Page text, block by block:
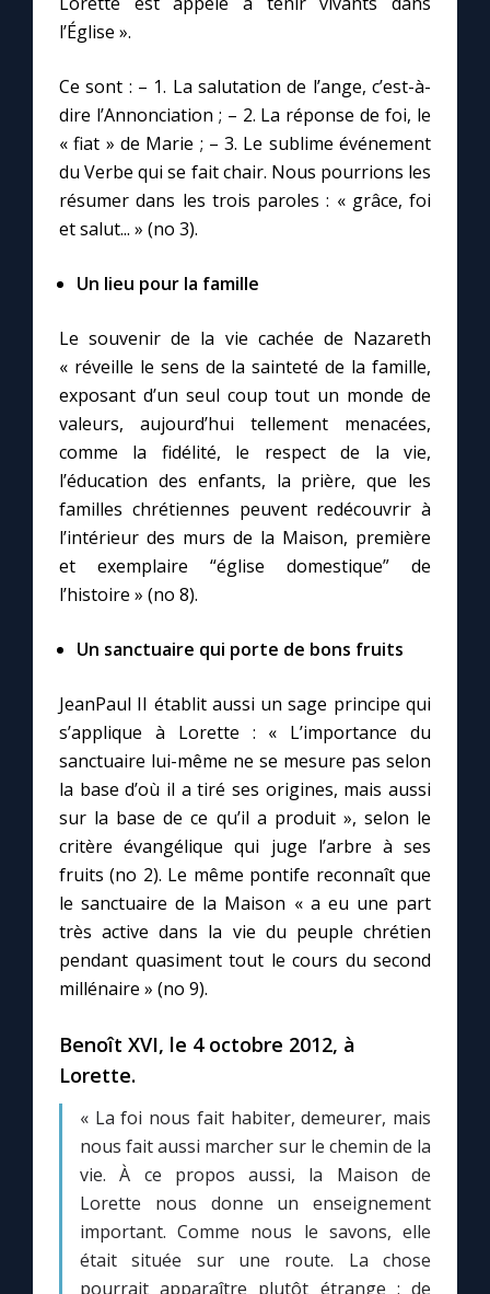
l’Église ».
Ce sont : – 1. La salutation de l’ange, c’est-à-
dire l’Annonciation ; – 2. La réponse de foi, le
« fiat » de Marie ; – 3. Le sublime événement
du Verbe qui se fait chair. Nous pourrions les
résumer dans les trois paroles : « grâce, foi
et salut... » (no 3).
Un lieu pour la famille
Le souvenir de la vie cachée de Nazareth
« réveille le sens de la sainteté de la famille,
exposant d’un seul coup tout un monde de
valeurs, aujourd’hui tellement menacées,
comme la fidélité, le respect de la vie,
l’éducation des enfants, la prière, que les
familles chrétiennes peuvent redécouvrir à
l’intérieur des murs de la Maison, première
et exemplaire “église domestique” de
l’histoire » (no 8).
Un sanctuaire qui porte de bons fruits
JeanPaul II établit aussi un sage principe qui
s’applique à Lorette : « L’importance du
sanctuaire lui-même ne se mesure pas selon
la base d’où il a tiré ses origines, mais aussi
sur la base de ce qu’il a produit », selon le
critère évangélique qui juge l’arbre à ses
fruits (no 2). Le même pontife reconnaît que
le sanctuaire de la Maison « a eu une part
très active dans la vie du peuple chrétien
pendant quasiment tout le cours du second
millénaire » (no 9).
Benoît XVI, le 4 octobre 2012, à
Lorette.
« La foi nous fait habiter, demeurer, mais
nous fait aussi marcher sur le chemin de la
vie. À ce propos aussi, la Maison de
Lorette nous donne un enseignement
important. Comme nous le savons, elle
était située sur une route. La chose
pourrait apparaître plutôt étrange : de